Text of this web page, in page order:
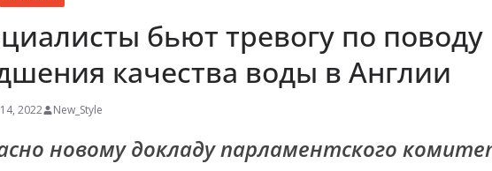
бьют тревогу по поводу
качества воды в Англии
2022 New_Style
новому докладу парламентского